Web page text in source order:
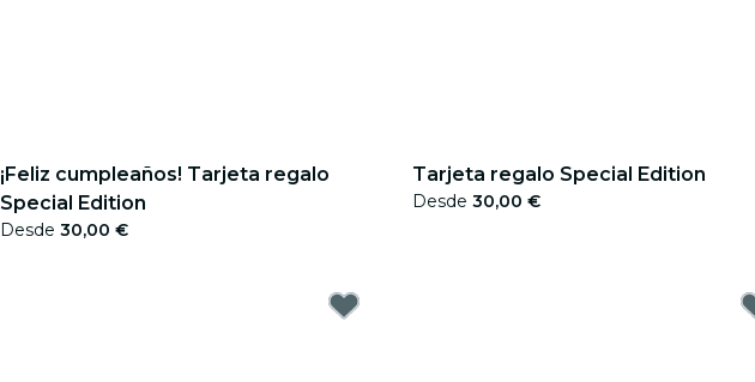
¡Feliz cumpleaños! Tarjeta regalo
Special Edition
Desde 30,00 €
Tarjeta regalo Special Edition
Desde 30,00 €